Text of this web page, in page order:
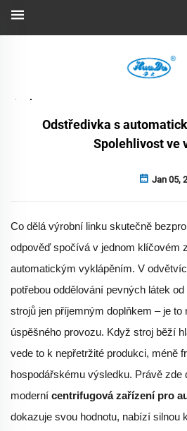
Odstředivka s
Spolehlivost ve
Jan 05,
Co dělá výrobní linku skutečně
odpověď spočívá v jednom klíčovém
automatickým vyklápěním. V
potřebou oddělování pevných látek
strojů jen příjemným doplňkem – je
úspěšného provozu. Když stroj běží
vede to k nepřetržité produkci, méně
hospodářskému výsledku. Právě zde
moderní centrifugová zařízení pro
dokazuje svou hodnotu, nabízí silnou